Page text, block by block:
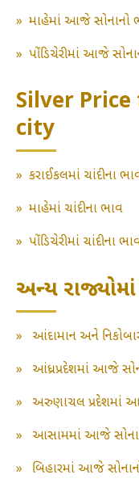
» માહેમાં આજે સોનાનો
» પોંડિચેરીમાં આજે
Silver Price
city
» કરાઈકલમાં ચાંદીના
» માહેમાં ચાંદીના ભાવ
» પોંડિચેરીમાં ચાંદીના
અન્ય
»
આંદામાન અને
»
આંધ્રપ્રદેશમાં આજે
»
અરુણાચલ પ્રદેશમાં
»
આસામમાં આજે
»
બિહારમાં આજે